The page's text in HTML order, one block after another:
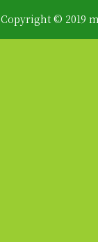
Copyright © 2019